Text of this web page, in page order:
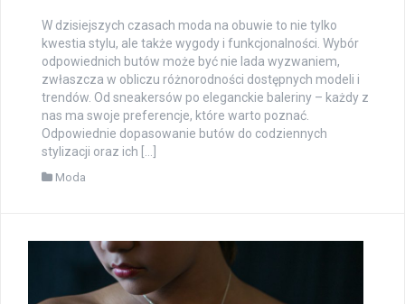
W dzisiejszych czasach moda na obuwie to nie tylko
kwestia stylu, ale także wygody i funkcjonalności. Wybór
odpowiednich butów może być nie lada wyzwaniem,
zwłaszcza w obliczu różnorodności dostępnych modeli i
trendów. Od sneakersów po eleganckie baleriny – każdy z
nas ma swoje preferencje, które warto poznać.
Odpowiednie dopasowanie butów do codziennych
stylizacji oraz ich […]
Moda